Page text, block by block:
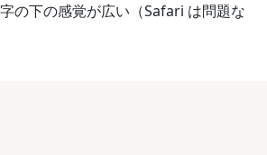
の下の感覚が広い（Safari は問題な